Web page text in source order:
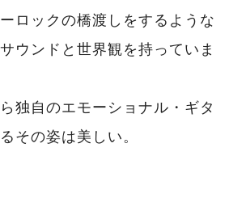
ロックの橋渡しをするような
ウンドと世界観を持っていま
独自のエモーショナル・ギタ
その姿は美しい。